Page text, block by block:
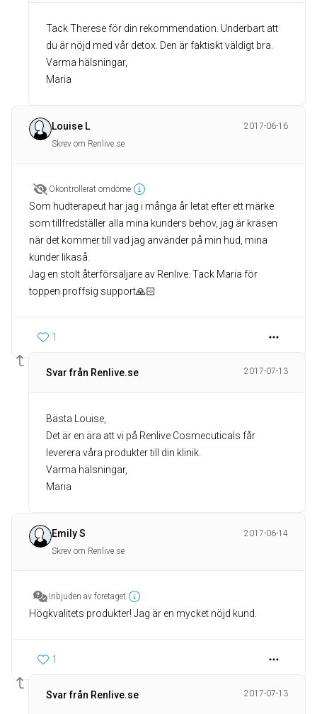
Tack Therese för din rekommendation. Underbart att
du är nöjd med vår detox. Den är faktiskt väldigt bra.
Varma hälsningar,
Maria
Louise L
2017-06-16
Skrev om Renlive.se
Okontrollerat omdöme
Som hudterapeut har jag i många år letat efter ett märke
som tillfredställer alla mina kunders behov, jag är kräsen
när det kommer till vad jag använder på min hud, mina
kunder likaså.
Jag en stolt återförsäljare av Renlive. Tack Maria för
toppen proffsig support🙏🏻
1
Svar från Renlive.se 2017-07-13
Bästa Louise,
Det är en ära att vi på Renlive Cosmecuticals får
leverera våra produkter till din klinik.
Varma hälsningar,
Maria
Emily S
2017-06-14
Skrev om Renlive.se
Inbjuden av företaget
Högkvalitets produkter! Jag är en mycket nöjd kund.
1
Svar från Renlive.se 2017-07-13